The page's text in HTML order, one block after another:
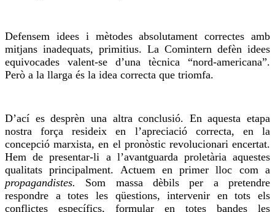
Defensem idees i mètodes absolutament correctes amb
mitjans inadequats, primitius. La Comintern defèn idees
equivocades valent-se d’una tècnica “nord-americana”.
Però a la llarga és la idea correcta que triomfa.
D’ací es desprèn una altra conclusió. En aquesta etapa
nostra força resideix en l’apreciació correcta, en la
concepció marxista, en el pronòstic revolucionari encertat.
Hem depresentar-li a l’avantguarda proletària aquestes
qualitats principalment. Actuemen primer lloc com a
propagandistes. Som massa dèbils per a pretendre
respondre a totes les qüestions, intervenir en tots els
conflictes específics, formular en totes bandes les